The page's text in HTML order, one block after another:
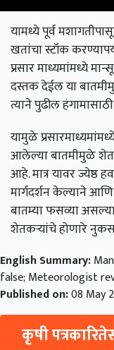
यामध्ये पूर्व
खतांचा स्टॉक
प्रसार माध्यमांमध्ये
दस्तक देईल या
त्याने पुढील
यामुळे
आलेल्या बातमीमुळे
आहे. मात्र यावर ज्येष्ठ
मार्गदर्शन केल्याने आणि
बातम्या फसव्या
शेतकर्‍यांचे होणारे
English Summary:
false; Meteorologist
Published on:08 May
कृषी